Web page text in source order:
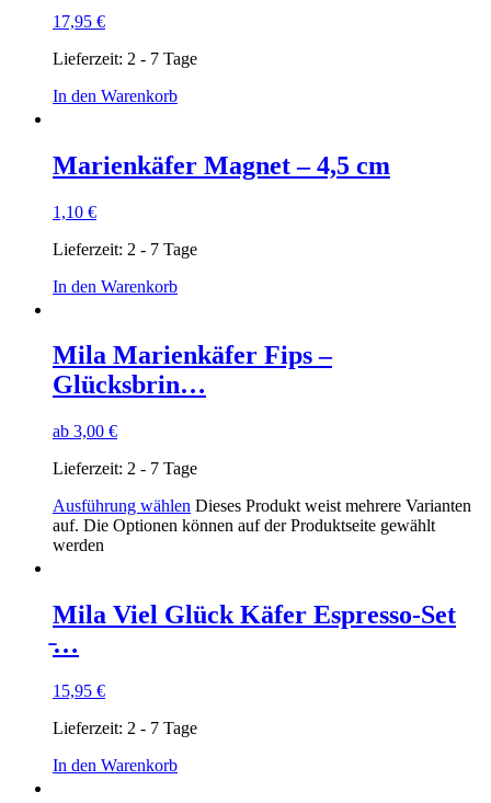
17,95 €
Lieferzeit: 2 - 7 Tage
In den Warenkorb
Marienkäfer Magnet – 4,5 cm
1,10 €
Lieferzeit: 2 - 7 Tage
In den Warenkorb
Mila Marienkäfer Fips –
Glücksbrin…
ab 3,00 €
Lieferzeit: 2 - 7 Tage
Ausführung wählen Dieses Produkt weist mehrere Varianten
auf. Die Optionen können auf der Produktseite gewählt
werden
Mila Viel Glück Käfer Espresso-Set
̵…
15,95 €
Lieferzeit: 2 - 7 Tage
In den Warenkorb